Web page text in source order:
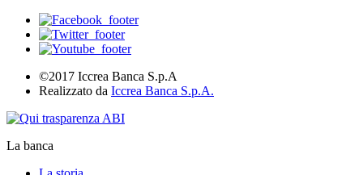
©2017 Iccrea Banca S.p.A
Realizzato da Iccrea Banca S.p.A.
La banca